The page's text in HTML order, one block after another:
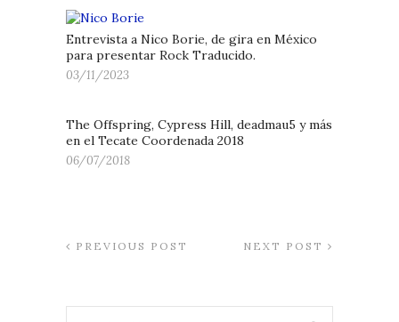
Entrevista a Nico Borie, de gira en México
para presentar Rock Traducido.
03/11/2023
The Offspring, Cypress Hill, deadmau5 y más
en el Tecate Coordenada 2018
06/07/2018
PREVIOUS POST NEXT POST